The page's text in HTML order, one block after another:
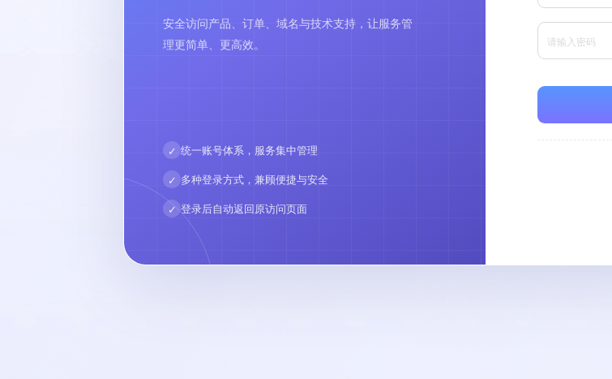
安全访问产品、订单、域名与技术支持，让服务管
理更简单、更高效。
✓ 统一账号体系，服务集中管理
✓ 多种登录方式，兼顾便捷与安全
✓ 登录后自动返回原访问页面